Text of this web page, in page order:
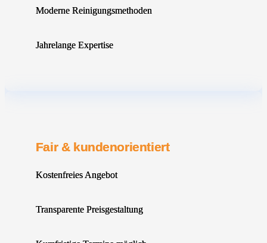
Moderne Reinigungsmethoden
Jahrelange Expertise
Fair & kundenorientiert
Kostenfreies Angebot
Transparente Preisgestaltung